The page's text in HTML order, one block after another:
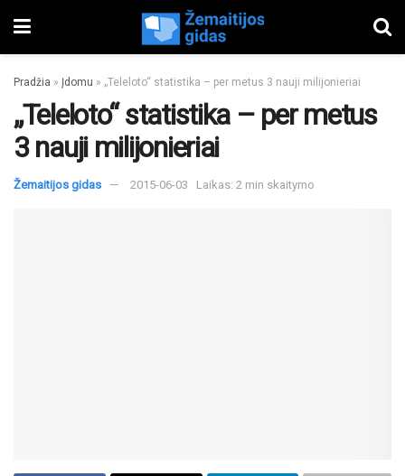
Pradžia » Įdomu » „Teleloto“ statistika – per metus 3 nauji milijonieriai
„Teleloto“ statistika – per metus
3 nauji milijonieriai
Žemaitijos gidas 2015-06-03 Laikas: 2 min skaitymo